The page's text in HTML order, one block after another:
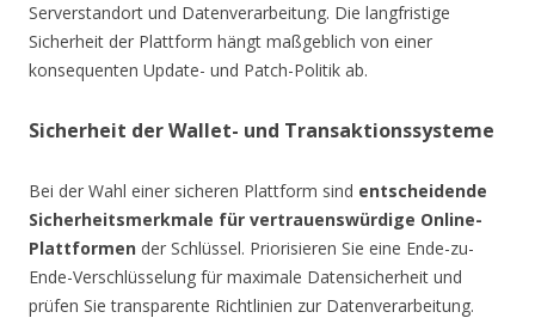
Serverstandort und Datenverarbeitung. Die langfristige
Sicherheit der Plattform hängt maßgeblich von einer
konsequenten Update- und Patch-Politik ab.
Sicherheit der Wallet- und Transaktionssysteme
Bei der Wahl einer sicheren Plattform sind entscheidende
Sicherheitsmerkmale für vertrauenswürdige Online-
Plattformen der Schlüssel. Priorisieren Sie eine Ende-zu-
Ende-Verschlüsselung für maximale Datensicherheit und
prüfen Sie transparente Richtlinien zur Datenverarbeitung.